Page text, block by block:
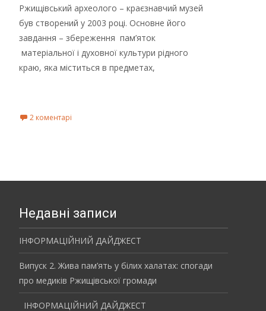
Ржищівський археолого – краєзнавчий музей
був створений у 2003 році. Основне його
завдання – збереження пам’яток
матеріальної і духовної культури рідного
краю, яка міститься в предметах,
2 коментарі
Недавні записи
ІНФОРМАЦІЙНИЙ ДАЙДЖЕСТ
Випуск 2. Жива пам’ять у білих халатах: спогади
про медиків Ржищівської громади
ІНФОРМАЦІЙНИЙ ДАЙДЖЕСТ